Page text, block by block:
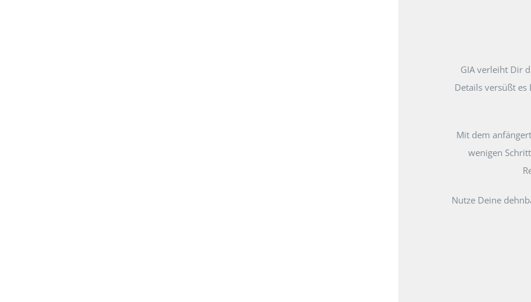
GIA verleiht Dir
Details versüßt
Mit dem
wenigen
Nutze Deine